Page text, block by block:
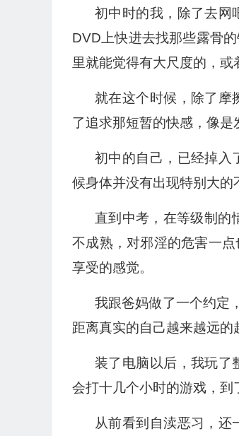
初中时的我，除了去网
DVD上快进去找那些露骨
里就能觉得有大尺度的，或
就在这个时候，除了摩
了追求那短暂的快感，像是
初中的自己，已经掉入
候身体并没有出现特别大的
直到中考，在等级制的
不成熟，对邪淫的危害一
享受的感觉。
我跟爸妈做了一个约定
距离真实的自己越来越远的
装了电脑以后，我玩了
会打十几个小时的游戏，到
从前看到自渎恶习，还